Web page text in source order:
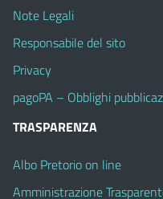
Note Legali
Responsabile del sito
Privacy
pagoPA – Obblighi
TRASPARENZA
Albo Pretorio on line
Amministrazione